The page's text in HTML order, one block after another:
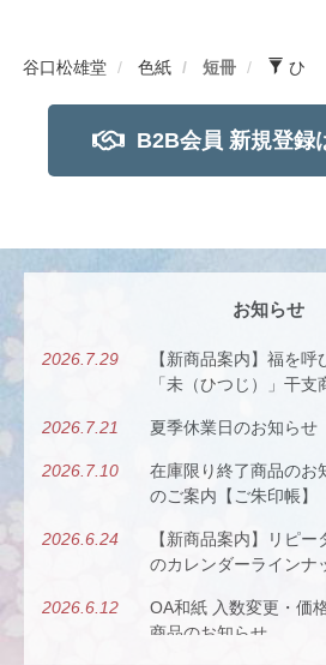
谷口松雄堂 色紙 短冊 ひ
B2B会員 新規登録
お知らせ
2026.7.29
【新商品案内】福を
「未（ひつじ）」干支
2026.7.21 夏季休業日のお知らせ
2026.7.10
在庫限り終了商品のお
のご案内【ご朱印帳】
2026.6.24
【新商品案内】リピ
のカレンダーラインナ
2026.6.12
OA和紙 入数変更・価
商品のお知らせ